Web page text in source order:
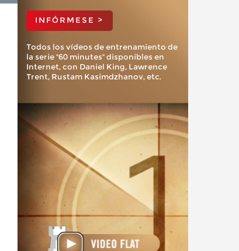
INFÓRMESE >
Todos los vídeos de entrenamiento de
la serie "60 minutes" disponibles en
Internet, con Daniel King, Lawrence
Trent, Rustam Kasimdzhanov, etc.